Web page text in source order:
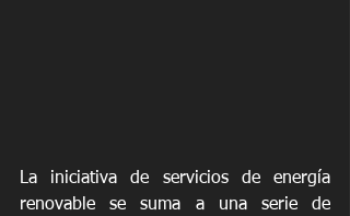
La iniciativa de servicios de energía
renovable se suma a una serie de